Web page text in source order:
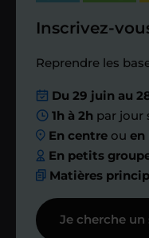
Étape 4
Nous
Afin de suivre
réalisés, votre
Inscrivez-
Reprendre les
Du 29 juin au
1h à 2h par jour
En centre ouen
En petits
Matières
Je cherche un